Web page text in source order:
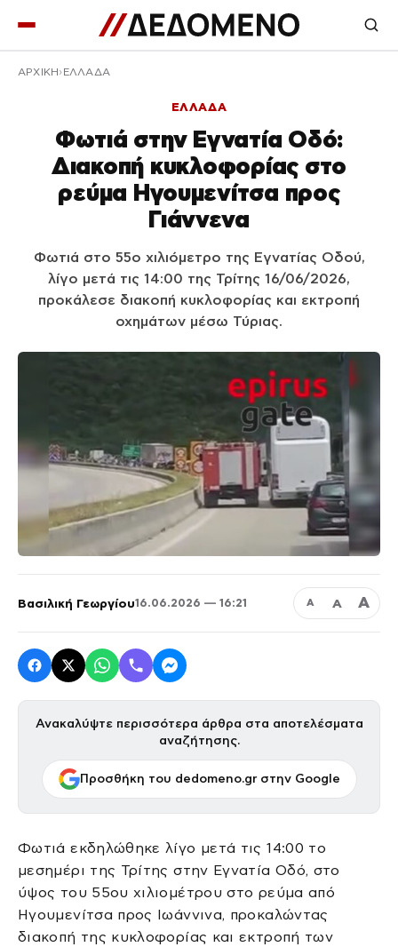
ΑΡΧΙΚΉ ΕΛΛΑΔΑ
ΕΛΛΑΔΑ
Φωτιά στην Εγνατία Οδό:
Διακοπή κυκλοφορίας στο
ρεύμα Ηγουμενίτσα προς
Γιάννενα
Φωτιά στο 55ο χιλιόμετρο της Εγνατίας Οδού,
λίγο μετά τις 14:00 της Τρίτης 16/06/2026,
προκάλεσε διακοπή κυκλοφορίας και εκτροπή
οχημάτων μέσω Τύριας.
Βασιλική Γεωργίου16.06.2026 — 16:21 Α Α Α
Ανακαλύψτε περισσότερα άρθρα στα αποτελέσματα
αναζήτησης.
Προσθήκη του dedomeno.gr στην Google
Φωτιά εκδηλώθηκε λίγο μετά τις 14:00 το
μεσημέρι της Τρίτης στην Εγνατία Οδό, στο
ύψος του 55ου χιλιομέτρου στο ρεύμα από
Ηγουμενίτσα προς Ιωάννινα, προκαλώντας
διακοπή της κυκλοφορίας και εκτροπή των